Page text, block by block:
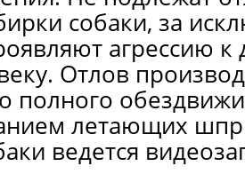
собаки, за
агрессию
Отлов
полного
летающих
ведется